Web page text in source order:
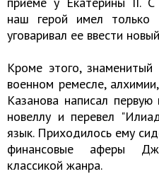
наш герой имел
уговаривал ее ввести
Кроме этого,
военном ремесле,
Казанова написал
новеллу и перевел
язык. Приходилось ему
финансовые аферы
классикой жанра.